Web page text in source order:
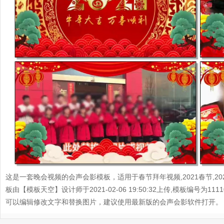
这是一套晚会视频的会声会影模板，适用于春节拜年视频,2021春节
板由【模板天空】设计师于2021-02-06 19:50:32上传,模板编号为
可以编辑修改文字和替换图片，建议使用最新版的会声会影软件打开。